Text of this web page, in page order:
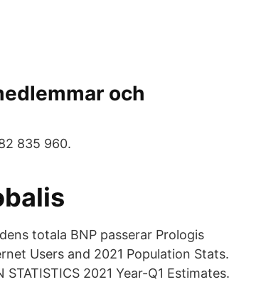
och
835 960.
totala BNP passerar Prologis
Users and 2021 Population Stats.
STATISTICS 2021 Year-Q1 Estimates.